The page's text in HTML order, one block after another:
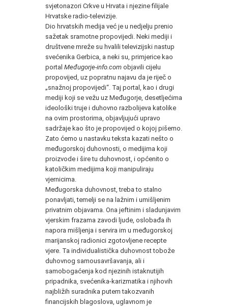
svjetonazori Crkve u Hrvata i njezine filijale
Hrvatske radio-televizije.
Dio hrvatskih medija već je u nedjelju prenio
sažetak sramotne propovijedi. Neki mediji i
društvene mreže su hvalili televizijski nastup
svećenika Gerbica, a neki su, primjerice kao
portal Međugorje-info.com objavili cijelu
propovijed, uz popratnu najavu da je riječ o
„snažnoj propovijedi“. Taj portal, kao i drugi
mediji koji se vežu uz Međugorje, desetljećima
ideološki truje i duhovno razbolijeva katolike
na ovim prostorima, objavljujući upravo
sadržaje kao što je propovijed o kojoj pišemo.
Zato ćemo u nastavku teksta kazati nešto o
međugorskoj duhovnosti, o medijima koji
proizvode i šire tu duhovnost, i općenito o
katoličkim medijima koji manipuliraju
vjernicima.
Međugorska duhovnost, treba to stalno
ponavljati, temelji se na lažnim i umišljenim
privatnim objavama. Ona jeftinim i sladunjavim
vjerskim frazama zavodi ljude, oslobađa ih
napora mišljenja i servira im u međugorskoj
marijanskoj radionici zgotovljene recepte
vjere. Ta individualistička duhovnost tobože
duhovnog samousavršavanja, ali i
samobogaćenja kod njezinih istaknutijih
pripadnika, svećenika-karizmatika i njihovih
najbližih suradnika putem takozvanih
financijskih blagoslova, uglavnom je